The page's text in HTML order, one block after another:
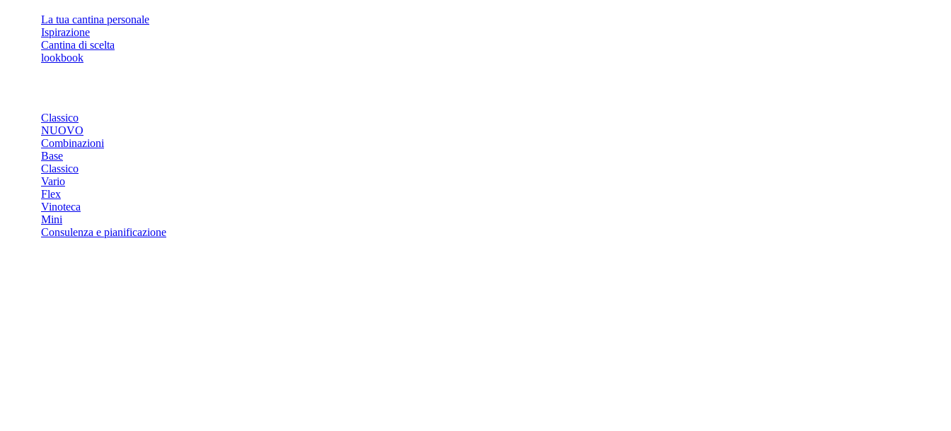
La tua cantina personale
Ispirazione
Cantina di scelta
lookbook
Classico
NUOVO
Combinazioni
Base
Classico
Vario
Flex
Vinoteca
Mini
Consulenza e pianificazione